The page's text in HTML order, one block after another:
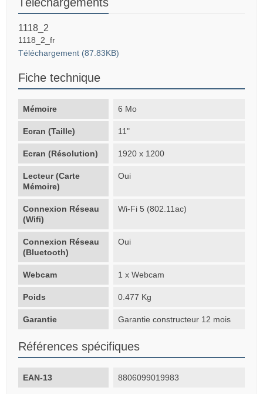
1118_2
1118_2_fr
Téléchargement (87.83KB)
Fiche technique
Mémoire 6 Mo
Ecran (Taille) 11"
Ecran (Résolution) 1920 x 1200
Lecteur (Carte
Mémoire)
Oui
Connexion Réseau
(Wifi)
Wi-Fi 5 (802.11ac)
Connexion Réseau
(Bluetooth)
Oui
Webcam 1 x Webcam
Poids 0.477 Kg
Garantie Garantie constructeur 12 mois
Références spécifiques
EAN-13 8806099019983